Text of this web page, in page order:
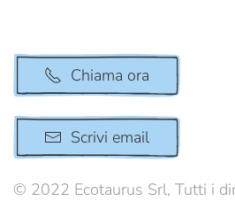
Chiama ora
Scrivi email
© 2022 Ecotaurus Srl, Tutti i